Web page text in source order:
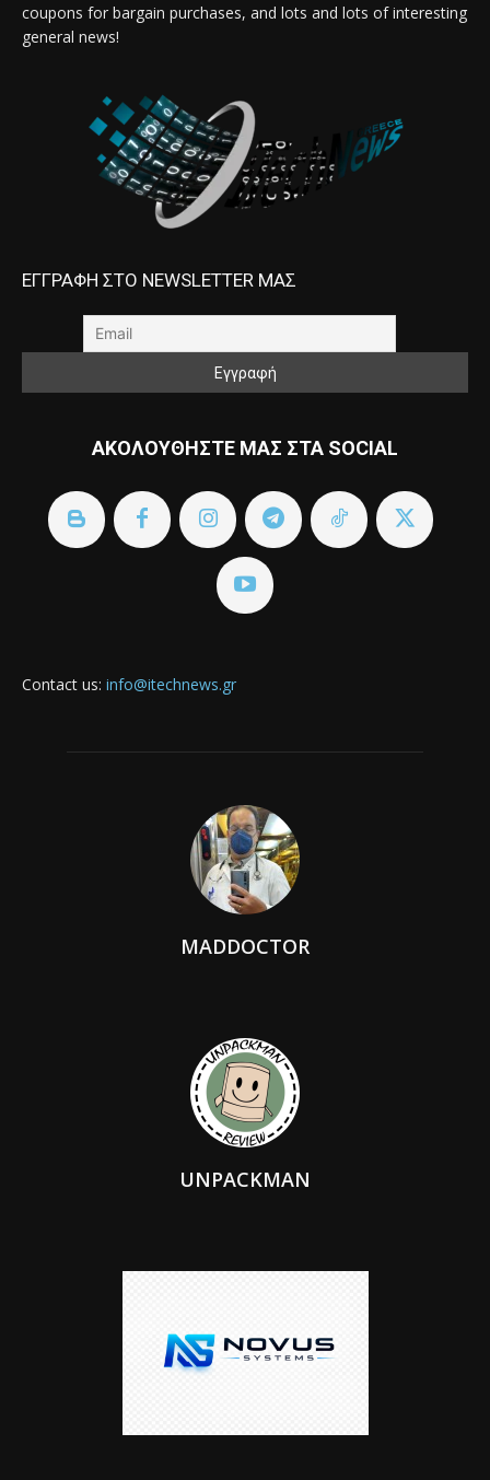
coupons for bargain purchases, and lots and lots of interesting
general news!
ΕΓΓΡΑΦΗ ΣΤΟ NEWSLETTER ΜΑΣ
ΑΚΟΛΟΥΘΗΣΤΕ ΜΑΣ ΣΤΑ SOCIAL
Contact us: info@itechnews.gr
MADDOCTOR
UNPACKMAN